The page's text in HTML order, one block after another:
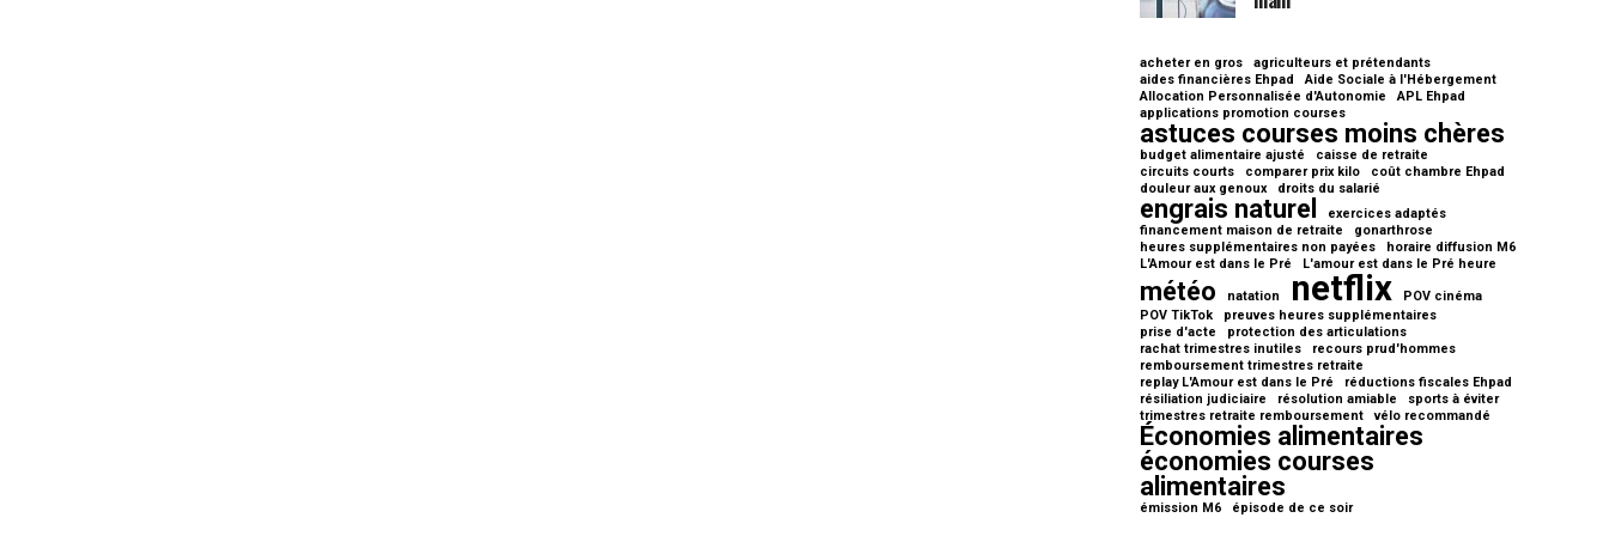
acheter en gros
agriculteurs et prétendants
aides financières Ehpad
Aide Sociale à l'Hébergement
Allocation Personnalisée d'Autonomie
APL Ehpad
applications promotion courses
astuces courses moins chères
budget alimentaire ajusté
caisse de retraite
circuits courts
comparer prix kilo
coût chambre Ehpad
douleur aux genoux
droits du salarié
engrais naturel
exercices adaptés
financement maison de retraite
gonarthrose
heures supplémentaires non payées
horaire diffusion M6
L'Amour est dans le Pré
L'amour est dans le Pré heure
météo natation netflix
POV cinéma
POV TikTok
preuves heures supplémentaires
prise d'acte
protection des articulations
rachat trimestres inutiles
recours prud'hommes
remboursement trimestres retraite
replay L'Amour est dans le Pré
réductions fiscales Ehpad
résiliation judiciaire
résolution amiable
sports à éviter
trimestres retraite remboursement
vélo recommandé
Économies alimentaires
économies courses
alimentaires
émission M6 épisode de ce soir